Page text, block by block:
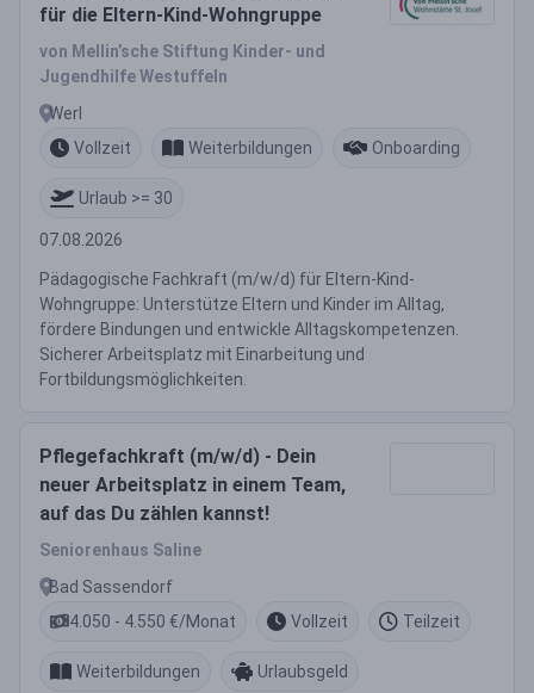
für die Eltern-Kind-Wohngruppe
von Mellin’sche Stiftung Kinder- und
Jugendhilfe Westuffeln
Werl
Vollzeit
Weiterbildungen Onboarding
Urlaub >= 30
07.08.2026
Pädagogische Fachkraft (m/w/d) für Eltern-Kind-
Wohngruppe: Unterstütze Eltern und Kinder im Alltag,
fördere Bindungen und entwickle Alltagskompetenzen.
Sicherer Arbeitsplatz mit Einarbeitung und
Fortbildungsmöglichkeiten.
Pflegefachkraft (m/w/d) - Dein
neuer Arbeitsplatz in einem Team,
auf das Du zählen kannst!
Seniorenhaus Saline
Bad Sassendorf
4.050 - 4.550 €/Monat
Vollzeit Teilzeit
Weiterbildungen Urlaubsgeld